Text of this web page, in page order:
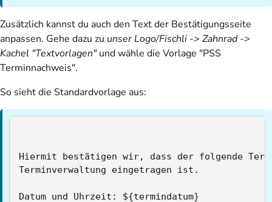
Zusätzlich kannst du auch den Text der Bestätigungsseite
anpassen. Gehe dazu zu unser Logo/Fischli -> Zahnrad ->
Kachel "Textvorlagen"und wähle die Vorlage "PSS
Terminnachweis".
So sieht die Standardvorlage aus:
Hiermit bestätigen wir, dass der folgende
Terminverwaltung eingetragen ist.
Datum und Uhrzeit: ${termindatum}